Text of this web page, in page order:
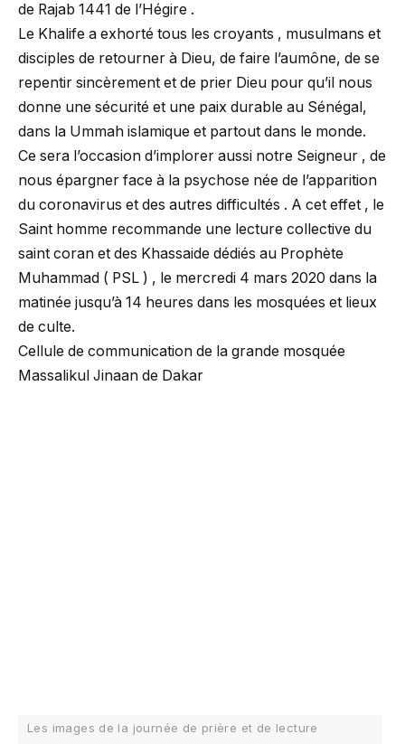
de Rajab 1441 de l’Hégire .
Le Khalife a exhorté tous les croyants , musulmans et
disciples de retourner à Dieu, de faire l’aumône, de se
repentir sincèrement et de prier Dieu pour qu’il nous
donne une sécurité et une paix durable au Sénégal,
dans la Ummah islamique et partout dans le monde.
Ce sera l’occasion d’implorer aussi notre Seigneur , de
nous épargner face à la psychose née de l’apparition
du coronavirus et des autres difficultés . A cet effet , le
Saint homme recommande une lecture collective du
saint coran et des Khassaide dédiés au Prophète
Muhammad ( PSL ) , le mercredi 4 mars 2020 dans la
matinée jusqu’à 14 heures dans les mosquées et lieux
de culte.
Cellule de communication de la grande mosquée
Massalikul Jinaan de Dakar
Les images de la journée de prière et de lecture